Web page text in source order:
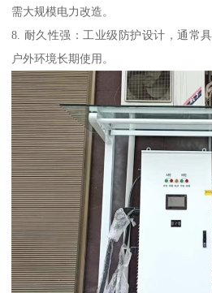
需大规模电力改造。
8. 耐久性强：工业级防护设计，通常
户外环境长期使用。